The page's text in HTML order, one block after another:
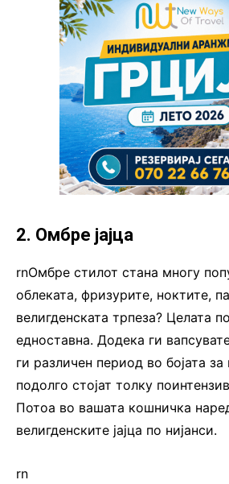
2. Омбре јајца
rnОмбре стилот стана многу
облеката, фризурите, ноктите,
велигденската трпеза? Целата
едноставна. Додека ги вапсувате
ги различен период во бојата
подолго стојат толку
Потоа во вашата кошничка
велигденските јајца по нијанси.
rn